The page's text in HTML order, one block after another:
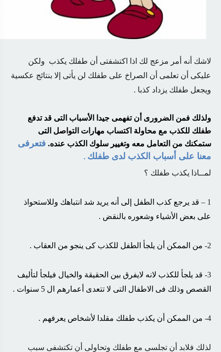
لاشك أنه أمر مزعج لك اذا اكتشفتى أن طفلك يكذب ولكن
عليكى أن تعلمى أن الصراخ على طفلك لن يأتى إلا بنتائج عكسية
ويجعل طفلك يزداد كذبا .
ولذلك فمن الضرورى أن تفهمى جيدا الأسباب التى قد تدفع
طفلك للكذب مع محاولة اكتساب مهارات التواصل التى
ستمكنك من التعامل معه وتغيير سلوك الكذب عنده. فتعرفى
معنا على أسباب الكذب لدى طفلك .
لمــاذا يكذب طفلك ؟
1 –
قد يرجع كذب الطفل إلى أنه يريد شد انتباهك وللاستحواذ
على بعض الأشياء وشعوره بالنقض .
2- من الممكن أن يلجأ الطفل للكذب كى ينجو من العقاب .
3- قد يلجأ للكذب لانه لايفرق بين الحقيقة والخيال فيلجأ لتأليف
القصص وذلك فى الاطفال التى لا تتعدى أعمارهم ال 5 سنوات .
4- من الممكن أن يكذب طفلك مقلدا لأشخاص يعرفهم .
لذلك فلابد أن تجلسى مع طفلك وتحاولى أن تكتشفى سبب